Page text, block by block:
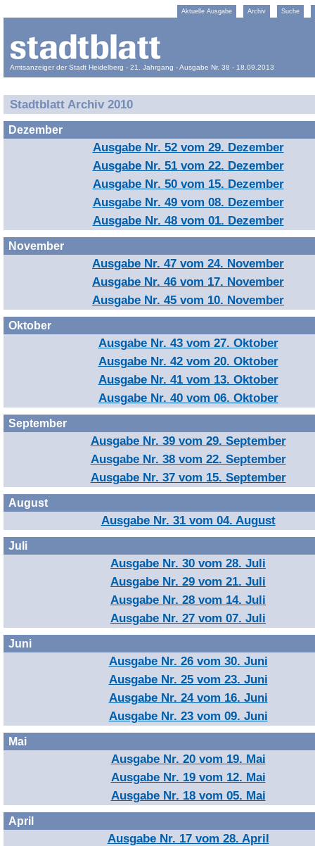
Aktuelle Ausgabe Archiv Suche
Amtsanzeiger der Stadt Heidelberg - 21. Jahrgang - Ausgabe Nr. 38 - 18.09.2013
Stadtblatt Archiv 2010
Dezember
Ausgabe Nr. 52 vom 29. Dezember
Ausgabe Nr. 51 vom 22. Dezember
Ausgabe Nr. 50 vom 15. Dezember
Ausgabe Nr. 49 vom 08. Dezember
Ausgabe Nr. 48 vom 01. Dezember
November
Ausgabe Nr. 47 vom 24. November
Ausgabe Nr. 46 vom 17. November
Ausgabe Nr. 45 vom 10. November
Oktober
Ausgabe Nr. 43 vom 27. Oktober
Ausgabe Nr. 42 vom 20. Oktober
Ausgabe Nr. 41 vom 13. Oktober
Ausgabe Nr. 40 vom 06. Oktober
September
Ausgabe Nr. 39 vom 29. September
Ausgabe Nr. 38 vom 22. September
Ausgabe Nr. 37 vom 15. September
August
Ausgabe Nr. 31 vom 04. August
Juli
Ausgabe Nr. 30 vom 28. Juli
Ausgabe Nr. 29 vom 21. Juli
Ausgabe Nr. 28 vom 14. Juli
Ausgabe Nr. 27 vom 07. Juli
Juni
Ausgabe Nr. 26 vom 30. Juni
Ausgabe Nr. 25 vom 23. Juni
Ausgabe Nr. 24 vom 16. Juni
Ausgabe Nr. 23 vom 09. Juni
Mai
Ausgabe Nr. 20 vom 19. Mai
Ausgabe Nr. 19 vom 12. Mai
Ausgabe Nr. 18 vom 05. Mai
April
Ausgabe Nr. 17 vom 28. April